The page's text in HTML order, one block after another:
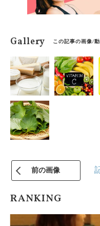
Gallery この記事の画像/
前の画像
RANKING